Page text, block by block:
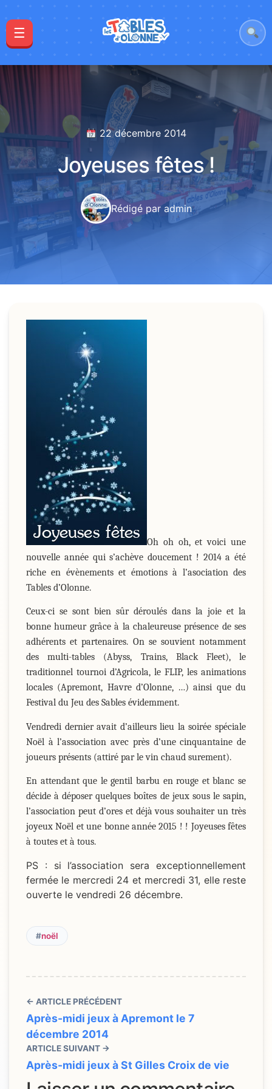
☰
22 décembre 2014
Joyeuses fêtes !
Rédigé par admin
Oh oh oh, et voici une
nouvelle année qui s’achève doucement ! 2014 a été
riche en évènements et émotions à l’asociation des
Tables d’Olonne.
Ceux-ci se sont bien sûr déroulés dans la joie et la
bonne humeur grâce à la chaleureuse présence de ses
adhérents et partenaires. On se souvient notamment
des multi-tables (Abyss, Trains, Black Fleet), le
traditionnel tournoi d’Agricola, le FLIP, les animations
locales (Apremont, Havre d’Olonne, …) ainsi que du
Festival du Jeu des Sables évidemment.
Vendredi dernier avait d’ailleurs lieu la soirée spéciale
Noël à l’association avec près d’une cinquantaine de
joueurs présents (attiré par le vin chaud surement).
En attendant que le gentil barbu en rouge et blanc se
décide à déposer quelques boîtes de jeux sous le sapin,
l’association peut d’ores et déjà vous souhaiter un très
joyeux Noël et une bonne année 2015 ! ! Joyeuses fêtes
à toutes et à tous.
PS : si l’association sera exceptionnellement
fermée le mercredi 24 et mercredi 31, elle reste
ouverte le vendredi 26 décembre.
#noël
← ARTICLE PRÉCÉDENT
Après-midi jeux à Apremont le 7
décembre 2014
ARTICLE SUIVANT →
Après-midi jeux à St Gilles Croix de vie